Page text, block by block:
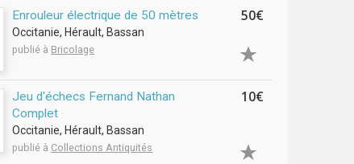
Enrouleur électrique de 50 mètres
Occitanie, Hérault, Bassan
publié à Bricolage
50€
Jeu d'échecs Fernand Nathan
Complet
Occitanie, Hérault, Bassan
publié à Collections Antiquités
10€